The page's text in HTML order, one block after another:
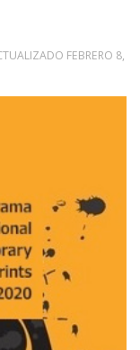
FEBRERO 8,